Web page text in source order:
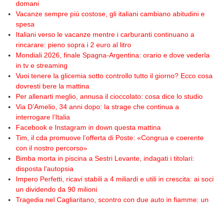
domani
Vacanze sempre più costose, gli italiani cambiano abitudini e
spesa
Italiani verso le vacanze mentre i carburanti continuano a
rincarare: pieno sopra i 2 euro al litro
Mondiali 2026, finale Spagna-Argentina: orario e dove vederla
in tv e streaming
Vuoi tenere la glicemia sotto controllo tutto il giorno? Ecco cosa
dovresti bere la mattina
Per allenarti meglio, annusa il cioccolato: cosa dice lo studio
Via D’Amelio, 34 anni dopo: la strage che continua a
interrogare l’Italia
Facebook e Instagram in down questa mattina
Tim, il cda promuove l’offerta di Poste: «Congrua e coerente
con il nostro percorso»
Bimba morta in piscina a Sestri Levante, indagati i titolari:
disposta l’autopsia
Impero Perfetti, ricavi stabili a 4 miliardi e utili in crescita: ai soci
un dividendo da 90 milioni
Tragedia nel Cagliaritano, scontro con due auto in fiamme: un